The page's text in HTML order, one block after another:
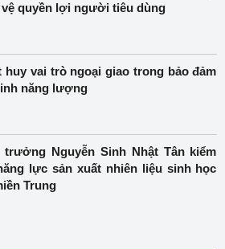
vệ quyền lợi người tiêu dùng
huy vai trò ngoại giao trong bảo đảm
năng lượng
trưởng Nguyễn Sinh Nhật Tân kiểm
lực sản xuất nhiên liệu sinh học
Trung